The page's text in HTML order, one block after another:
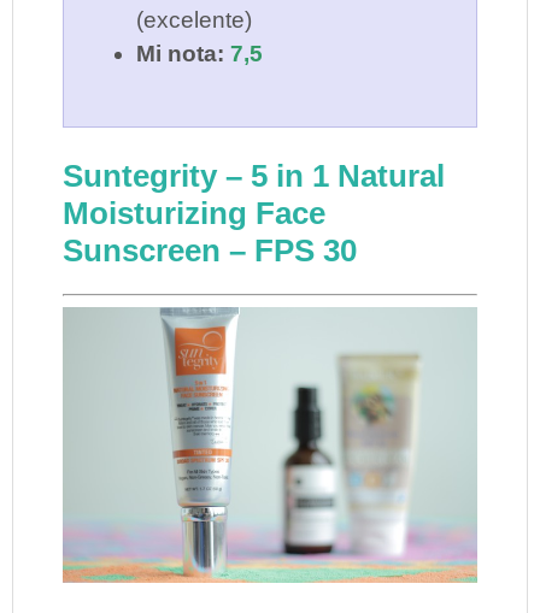
(excelente)
Mi nota:7,5
Suntegrity – 5 in 1 Natural
Moisturizing Face
Sunscreen – FPS 30